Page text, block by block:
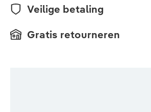
Veilige betaling
Gratis retourneren